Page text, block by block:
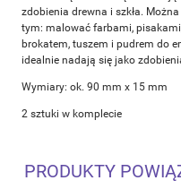
zdobienia drewna i szkła.
tym: malować farbami,
brokatem, tuszem i pudrem do
idealnie nadają się jako
Wymiary: ok. 90 mm x 15 mm
2 sztuki w komplecie
PRODUKTY